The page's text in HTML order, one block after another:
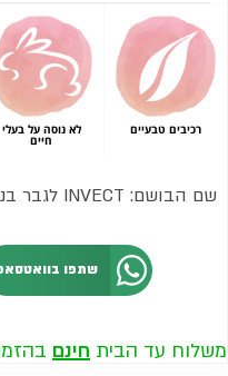
רכיבים טבעיים לא נוסה על בעלי
חיים
שם הבושם: INVECT לגבר בניחוח אינווקטוס
שתפו
משלוח עד הבית חינם